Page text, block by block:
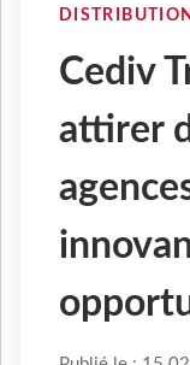
DISTRIBUTION
Cediv
attirer